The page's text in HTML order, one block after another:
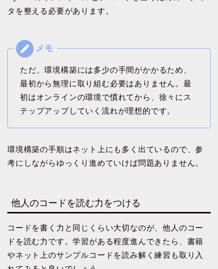
タを整える必要があります。
ただ、環境構築には多少の手間がかかるため、
最初から無理に取り組む必要はありません。最
初はオンラインの環境で慣れてから、徐々にス
テップアップしていく流れが理想的です。
環境構築の手順はネット上にも多く出ているので、参
考にしながらゆっくり進めていけば問題ありません。
他人のコードを読む力をつける
コードを書く力と同じくらい大切なのが、他人のコー
ドを読む力です。学習がある程度進んできたら、書籍
やネット上のサンプルコードを読み解く練習も取り入